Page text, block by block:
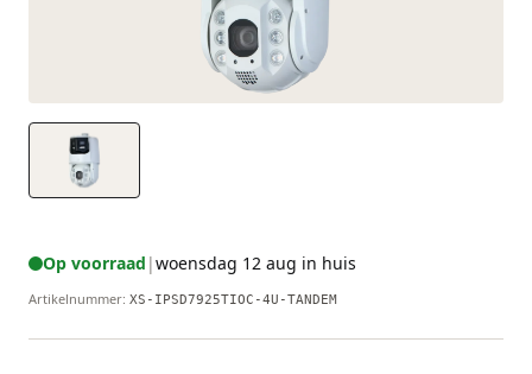
Op voorraad |woensdag 12 aug in huis
Artikelnummer: XS-IPSD7925TIOC-4U-TANDEM